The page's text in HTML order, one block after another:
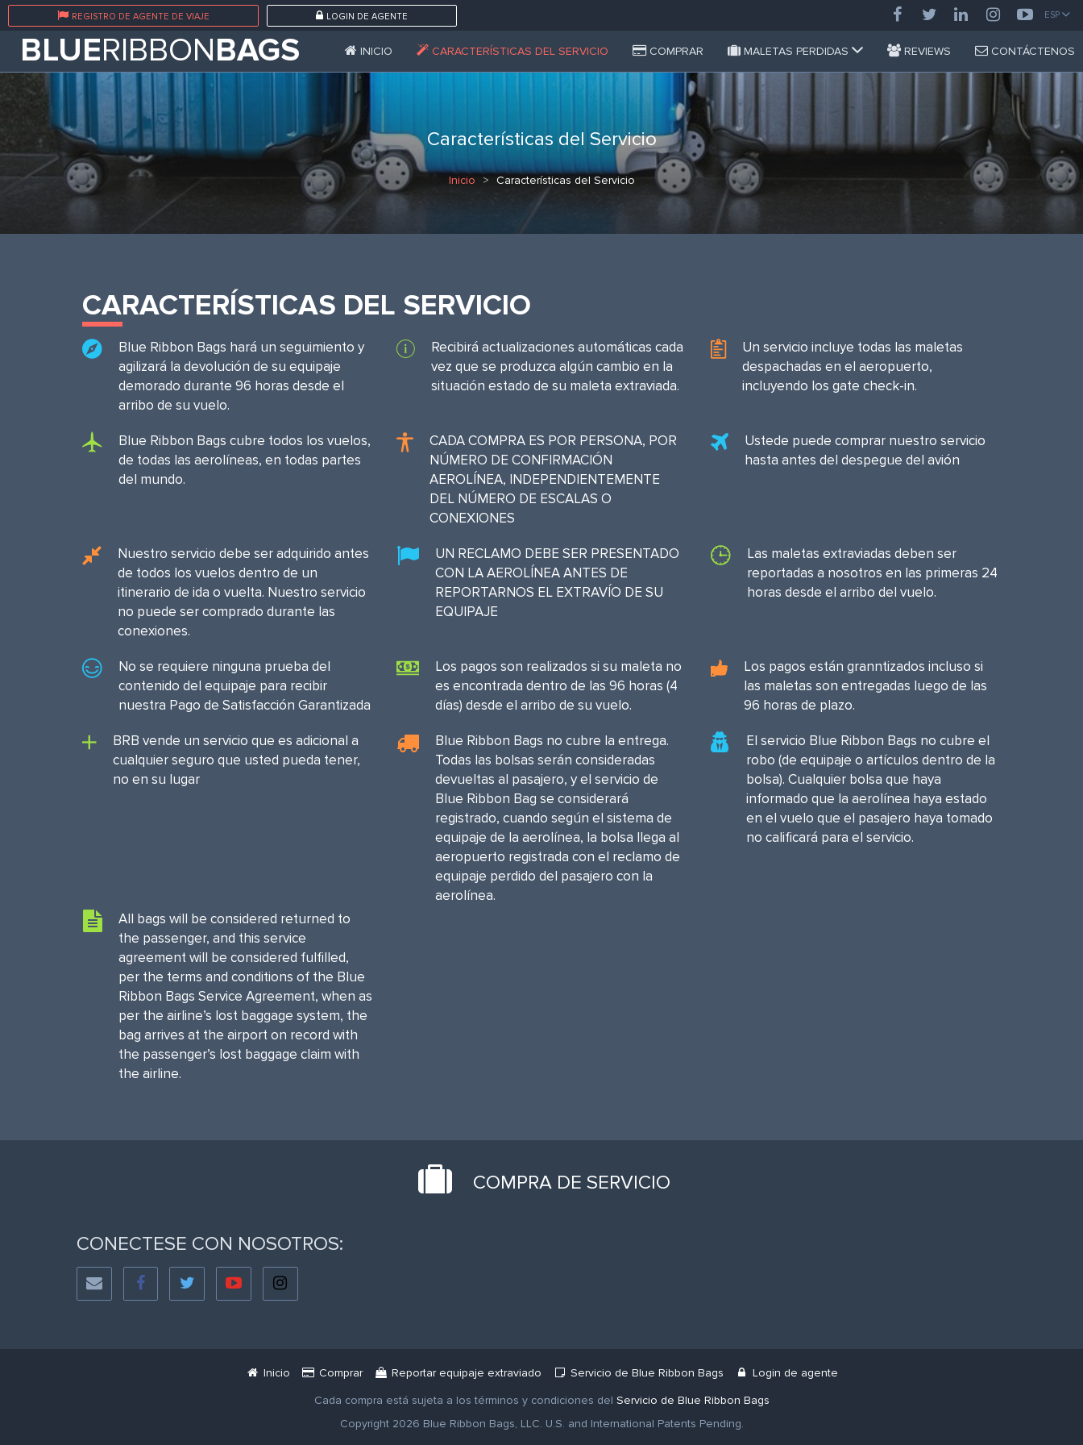
REGISTRO DE AGENTE DE VIAJE LOGIN DE AGENTE ESP
BLUERIBBONBAGS INICIO CARACTERÍSTICAS DEL SERVICIO COMPRAR MALETAS PERDIDAS REVIEWS CONTÁCTENOS
Características del Servicio
Inicio Características del Servicio
CARACTERÍSTICAS DEL SERVICIO
Blue Ribbon Bags hará un seguimiento y
agilizará la devolución de su equipaje
demorado durante 96 horas desde el
arribo de su vuelo.
Recibirá actualizaciones automáticas cada
vez que se produzca algún cambio en la
situación estado de su maleta extraviada.
Un servicio incluye todas las maletas
despachadas en el aeropuerto,
incluyendo los gate check-in.
Blue Ribbon Bags cubre todos los vuelos,
de todas las aerolíneas, en todas partes
del mundo.
CADA COMPRA ES POR PERSONA, POR
NÚMERO DE CONFIRMACIÓN
AEROLÍNEA, INDEPENDIENTEMENTE
DEL NÚMERO DE ESCALAS O
CONEXIONES
Ustede puede comprar nuestro servicio
hasta antes del despegue del avión
Nuestro servicio debe ser adquirido antes
de todos los vuelos dentro de un
itinerario de ida o vuelta. Nuestro servicio
no puede ser comprado durante las
conexiones.
UN RECLAMO DEBE SER PRESENTADO
CON LA AEROLÍNEA ANTES DE
REPORTARNOS EL EXTRAVÍO DE SU
EQUIPAJE
Las maletas extraviadas deben ser
reportadas a nosotros en las primeras 24
horas desde el arribo del vuelo.
No se requiere ninguna prueba del
contenido del equipaje para recibir
nuestra Pago de Satisfacción Garantizada
Los pagos son realizados si su maleta no
es encontrada dentro de las 96 horas (4
días) desde el arribo de su vuelo.
Los pagos están granntizados incluso si
las maletas son entregadas luego de las
96 horas de plazo.
BRB vende un servicio que es adicional a
cualquier seguro que usted pueda tener,
no en su lugar
Blue Ribbon Bags no cubre la entrega.
Todas las bolsas serán consideradas
devueltas al pasajero, y el servicio de
Blue Ribbon Bag se considerará
registrado, cuando según el sistema de
equipaje de la aerolínea, la bolsa llega al
aeropuerto registrada con el reclamo de
equipaje perdido del pasajero con la
aerolínea.
El servicio Blue Ribbon Bags no cubre el
robo (de equipaje o artículos dentro de la
bolsa). Cualquier bolsa que haya
informado que la aerolínea haya estado
en el vuelo que el pasajero haya tomado
no calificará para el servicio.
All bags will be considered returned to
the passenger, and this service
agreement will be considered fulfilled,
per the terms and conditions of the Blue
Ribbon Bags Service Agreement, when as
per the airline’s lost baggage system, the
bag arrives at the airport on record with
the passenger’s lost baggage claim with
the airline.
COMPRA DE SERVICIO
CONECTESE CON NOSOTROS:
Inicio Comprar Reportar equipaje extraviado Servicio de Blue Ribbon Bags
Login de agente
Cada compra está sujeta a los términos y condiciones del Servicio de Blue Ribbon Bags
Copyright 2026 Blue Ribbon Bags, LLC. U.S. and International Patents Pending.